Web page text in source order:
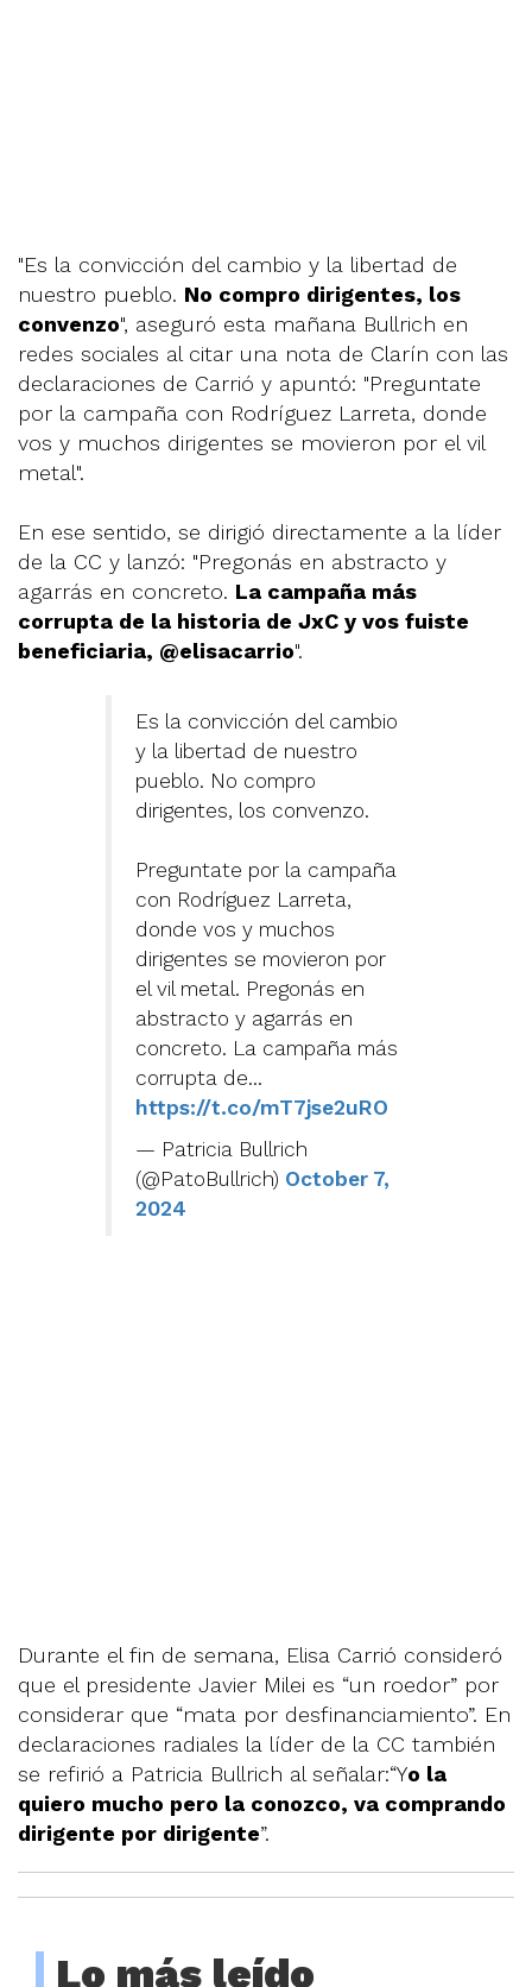
"Es la convicción del cambio y la libertad de
nuestro pueblo. No compro dirigentes, los
convenzo", aseguró esta mañana Bullrich en
redes sociales al citar una nota de Clarín con las
declaraciones de Carrió y apuntó: "Preguntate
por la campaña con Rodríguez Larreta, donde
vos y muchos dirigentes se movieron por el vil
metal".
En ese sentido, se dirigió directamente a la líder
de la CC y lanzó: "Pregonás en abstracto y
agarrás en concreto. La campaña más
corrupta de la historia de JxC y vos fuiste
beneficiaria, @elisacarrio".
Es la convicción del cambio
y la libertad de nuestro
pueblo. No compro
dirigentes, los convenzo.
Preguntate por la campaña
con Rodríguez Larreta,
donde vos y muchos
dirigentes se movieron por
el vil metal. Pregonás en
abstracto y agarrás en
concreto. La campaña más
corrupta de…
https://t.co/mT7jse2uRO
— Patricia Bullrich
(@PatoBullrich) October 7,
2024
Durante el fin de semana, Elisa Carrió consideró
que el presidente Javier Milei es “un roedor” por
considerar que “mata por desfinanciamiento”. En
declaraciones radiales la líder de la CC también
se refirió a Patricia Bullrich al señalar:“Yo la
quiero mucho pero la conozco, va comprando
dirigente por dirigente”.
Lo más leído